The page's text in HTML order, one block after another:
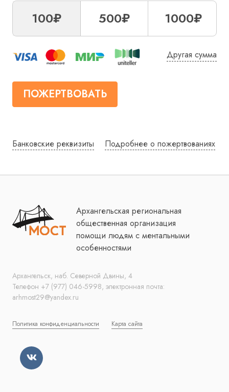
100₽ 500₽ 1000₽
Другая сумма
ПОЖЕРТВОВАТЬ
Банковские реквизиты Подробнее о пожертвованиях
Архангельская региональная
общественная организация
помощи людям с ментальными
особенностями
Архангельск, наб. Северной Двины, 4
Телефон +7 (977) 046-5998, электронная почта:
arhmost29@yandex.ru
Политика конфиденциальности Карта сайта